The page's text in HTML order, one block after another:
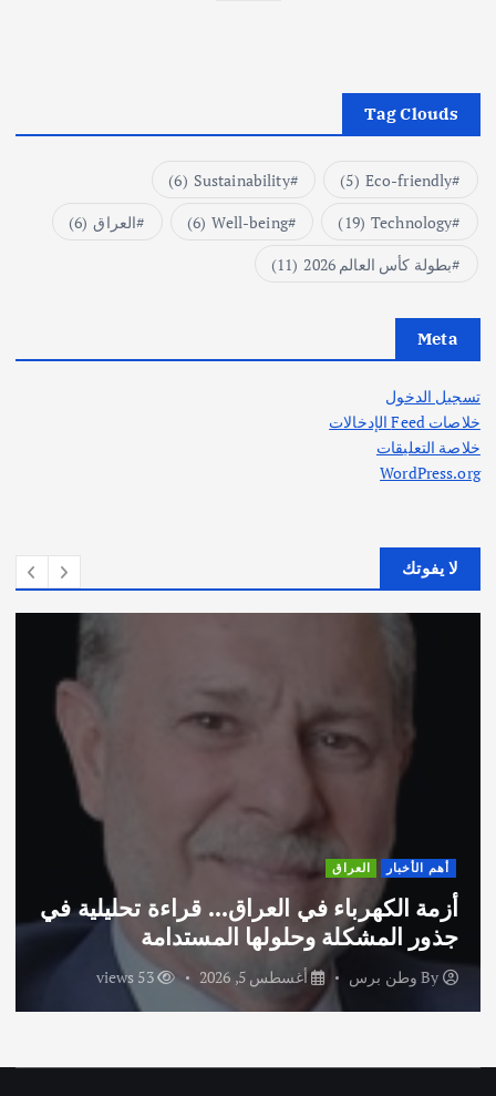
Tag Clouds
Eco-friendly
(5)
Sustainability
(6)
Technology
(19)
Well-being
(6) العراق (6)
بطولة كأس العالم 2026
(11)
Meta
تسجيل الدخول
خلاصات Feed الإدخالات
خلاصة التعليقات
WordPress.org
لا يفوتك
قراءة تحليلية في
53 views
ثقافة وفنون
اختتام ورشة
الاماراتية
By وطن برس